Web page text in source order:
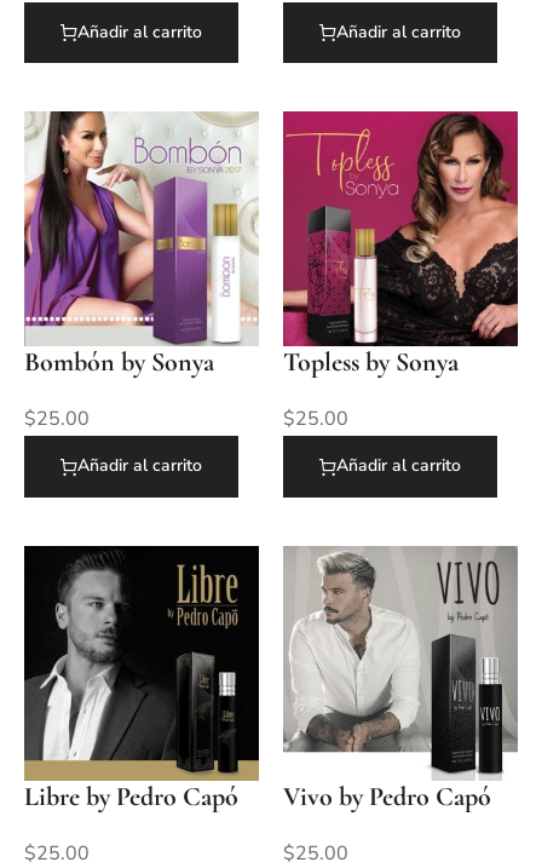
Añadir al carrito Añadir al carrito
Bombón by Sonya
$25.00
Añadir al carrito
Topless by Sonya
$25.00
Añadir al carrito
Libre by Pedro Capó
$25.00
Vivo by Pedro Capó
$25.00